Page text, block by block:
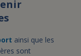
ainsi que les
sont